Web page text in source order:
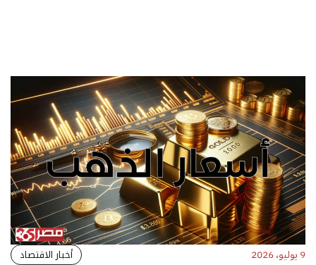
9 يوليو، 2026 أخبار الاقتصاد